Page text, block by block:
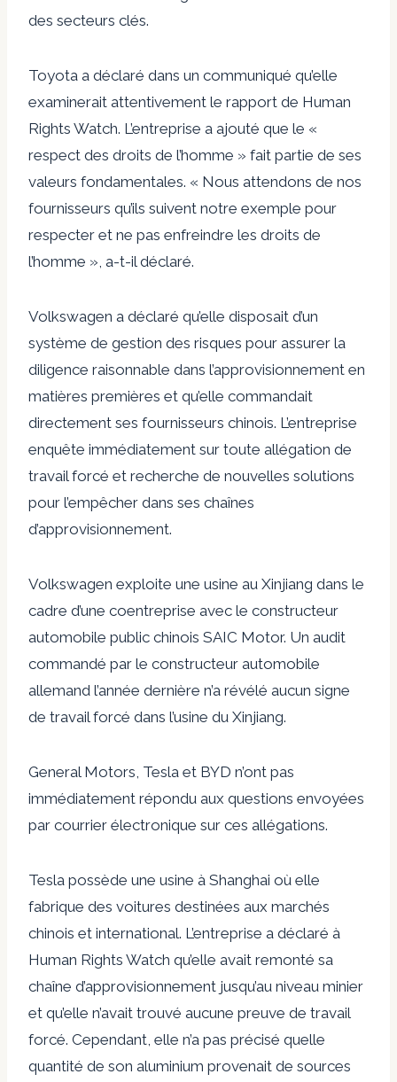
des secteurs clés.
Toyota a déclaré dans un communiqué qu’elle
examinerait attentivement le rapport de Human
Rights Watch. L’entreprise a ajouté que le «
respect des droits de l’homme » fait partie de ses
valeurs fondamentales. « Nous attendons de nos
fournisseurs qu’ils suivent notre exemple pour
respecter et ne pas enfreindre les droits de
l’homme », a-t-il déclaré.
Volkswagen a déclaré qu’elle disposait d’un
système de gestion des risques pour assurer la
diligence raisonnable dans l’approvisionnement en
matières premières et qu’elle commandait
directement ses fournisseurs chinois. L’entreprise
enquête immédiatement sur toute allégation de
travail forcé et recherche de nouvelles solutions
pour l’empêcher dans ses chaînes
d’approvisionnement.
Volkswagen exploite une usine au Xinjiang dans le
cadre d’une coentreprise avec le constructeur
automobile public chinois SAIC Motor. Un audit
commandé par le constructeur automobile
allemand l’année dernière n’a révélé aucun signe
de travail forcé dans l’usine du Xinjiang.
General Motors, Tesla et BYD n’ont pas
immédiatement répondu aux questions envoyées
par courrier électronique sur ces allégations.
Tesla possède une usine à Shanghai où elle
fabrique des voitures destinées aux marchés
chinois et international. L’entreprise a déclaré à
Human Rights Watch qu’elle avait remonté sa
chaîne d’approvisionnement jusqu’au niveau minier
et qu’elle n’avait trouvé aucune preuve de travail
forcé. Cependant, elle n’a pas précisé quelle
quantité de son aluminium provenait de sources